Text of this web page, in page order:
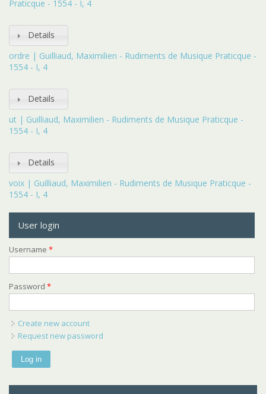
Praticque - 1554 - I, 4
Details
ordre | Guilliaud, Maximilien - Rudiments de Musique Praticque -
1554 - I, 4
Details
ut | Guilliaud, Maximilien - Rudiments de Musique Praticque -
1554 - I, 4
Details
voix | Guilliaud, Maximilien - Rudiments de Musique Praticque -
1554 - I, 4
User login
Username *
Password *
Create new account
Request new password